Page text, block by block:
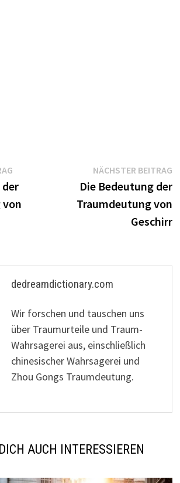
Vorheriger
Beitrag:
von
NÄCHSTER BEITRAG
Die Bedeutung der
Traumdeutung von
Geschirr
dedreamdictionary.com
Wir forschen und tauschen uns
über Traumurteile und Traum-
Wahrsagerei aus, einschließlich
chinesischer Wahrsagerei und
Zhou Gongs Traumdeutung.
AUCH INTERESSIEREN